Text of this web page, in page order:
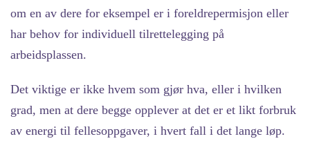
om en av dere for eksempel er i foreldrepermisjon eller
har behov for individuell tilrettelegging på
arbeidsplassen.
Det viktige er ikke hvem som gjør hva, eller i hvilken
grad, men at dere begge opplever at det er et likt forbruk
av energi til fellesoppgaver, i hvert fall i det lange løp.